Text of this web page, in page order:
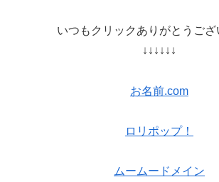
いつもクリックありがとうござ
↓↓↓↓↓↓
お名前.com
ロリポップ！
ムームードメイン